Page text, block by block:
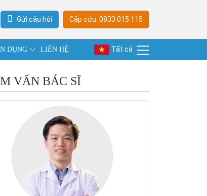
Gửi câu hỏi Cấp cứu: 0833 015 115
DỤNG LIÊN HỆ Tất cả
VẤN BÁC SĨ